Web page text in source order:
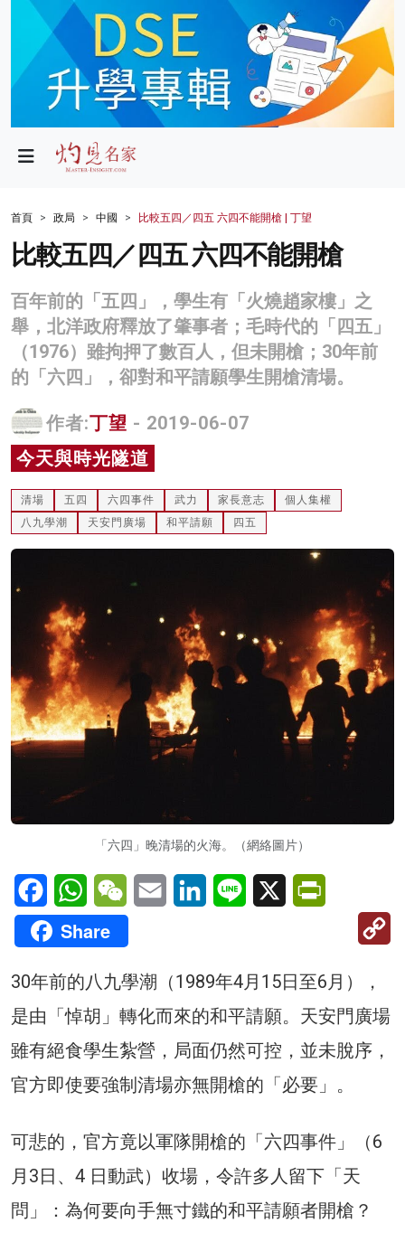
政局
財經
生活
商業
科技
名家榜
灼見活動
關於我們
首頁 政局 中國 比較五四／四五 六四不能開槍 | 丁望
比較五四／四五 六四不能開槍
百年前的「五四」，學生有「火燒趙家樓」之
舉，北洋政府釋放了肇事者；毛時代的「四五」
（1976）雖拘押了數百人，但未開槍；30年前
的「六四」，卻對和平請願學生開槍清場。
作者:丁望 - 2019-06-07
今天與時光隧道
清場 五四 六四事件 武力 家長意志
個人集權
八九學潮
天安門廣場 和平請願 四五
「六四」晚清場的火海。（網絡圖片）
FacebookWhatsAppWeChatEmail LinkedInLine X
Share
30年前的八九學潮（1989年4月15日至6月），
是由「悼胡」轉化而來的和平請願。天安門廣場
雖有絕食學生紮營，局面仍然可控，並未脫序，
官方即使要強制清場亦無開槍的「必要」。
可悲的，官方竟以軍隊開槍的「六四事件」（6
月3日、4 日動武）收場，令許多人留下「天
問」：為何要向手無寸鐵的和平請願者開槍？